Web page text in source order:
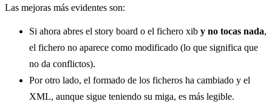
Las mejoras más evidentes son:
Si ahora abres el story board o el fichero xib y no tocas nada,
el fichero no aparece como modificado (lo que significa que
no da conflictos).
Por otro lado, el formado de los ficheros ha cambiado y el
XML, aunque sigue teniendo su miga, es más legible.